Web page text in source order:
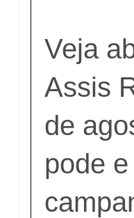
Veja
Assis
de
pode